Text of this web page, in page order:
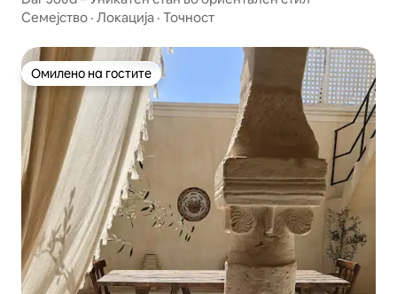
Семејство · Локација · Точност
Омилено на гостите
Омилено на гостите